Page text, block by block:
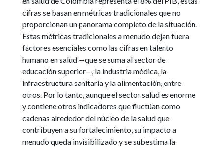
cifras se basan en métricas tradicionales que no
proporcionan un panorama completo de la situación.
Estas métricas tradicionales a menudo dejan fuera
factores esenciales como las cifras en talento
humano en salud —que se suma al sector de
educación superior—, la industria médica, la
infraestructura sanitaria y la alimentación, entre
otros. Por lo tanto, aunque el sector salud es enorme
y contiene otros indicadores que fluctúan como
cadenas alrededor del núcleo de la salud que
contribuyen a su fortalecimiento, su impacto a
menudo queda invisibilizado y se subestima la